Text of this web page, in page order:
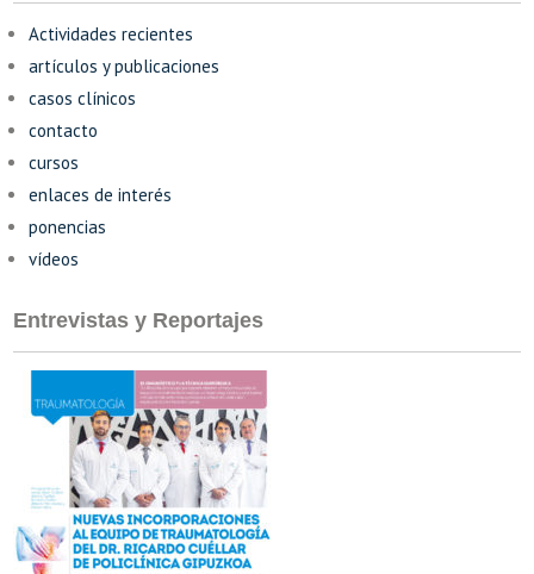
Actividades recientes
artículos y publicaciones
casos clínicos
contacto
cursos
enlaces de interés
ponencias
vídeos
Entrevistas y Reportajes